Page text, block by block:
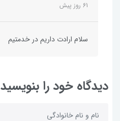
61 روز پیش
سلام ارادت داریم در خدمتیم
دیدگاه خود را بنویسید